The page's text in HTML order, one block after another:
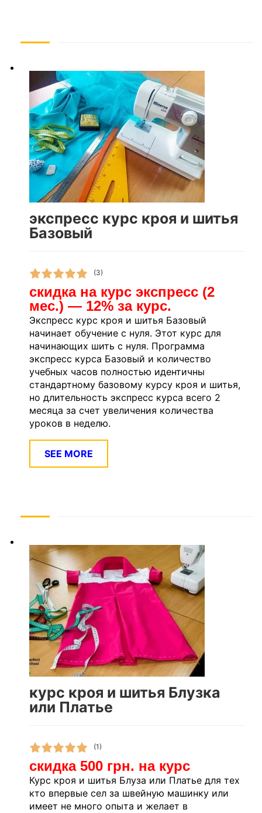
экспресс курс кроя и шитья
Базовый
(3)
скидка на курс экспресс (2
мес.) — 12% за курс.
Экспресс курс кроя и шитья Базовый
начинает обучение с нуля. Этот курс для
начинающих шить с нуля. Программа
экспресс курса Базовый и количество
учебных часов полностью идентичны
стандартному базовому курсу кроя и шитья,
но длительность экспресс курса всего 2
месяца за счет увеличения количества
уроков в неделю.
SEE MORE
курс кроя и шитья Блузка
или Платье
(1)
скидка 500 грн. на курс
Курс кроя и шитья Блуза или Платье для тех
кто впервые сел за швейную машинку или
имеет не много опыта и желает в